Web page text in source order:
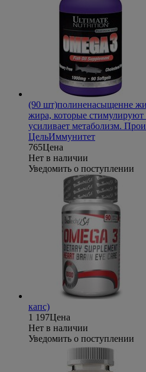
(90 шт)полиненасыщенне
жира, которые
усиливает метаболизм.
ЦельИммунитет
765Цена
Нет в наличии
Уведомить о поступлении
капс)
1 197Цена
Нет в наличии
Уведомить о поступлении